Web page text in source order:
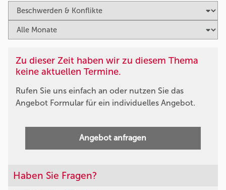
Zu dieser Zeit haben wir zu diesem Thema
keine aktuellen Termine.
Rufen Sie uns einfach an oder nutzen Sie das
Angebot Formular für ein individuelles Angebot.
Angebot anfragen
Haben Sie Fragen?